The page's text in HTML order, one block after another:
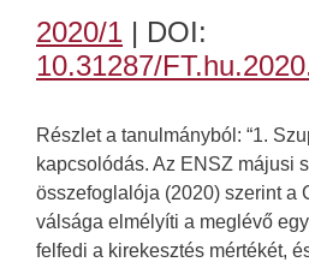
2020/1 | DOI:
10.31287/
Részlet a tanulmányból: “1.
kapcsolódás. Az ENSZ májusi
összefoglalója (2020) szerint a
válsága elmélyíti a meglévő
felfedi a kirekesztés mértékét,